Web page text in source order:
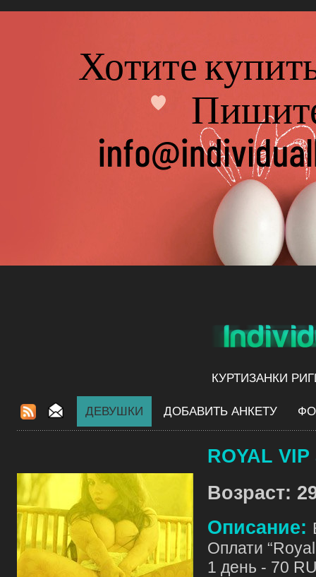
КУРТИЗАНКИ
ДЕВУШКИ ДОБАВИТЬ АНКЕТУ
ROYAL
Возраст:
Описание:
Оплати
1 день - 70